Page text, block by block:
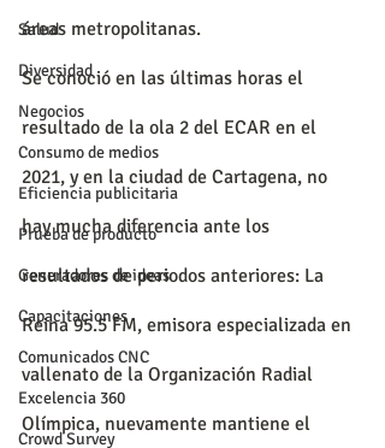
Salud
Diversidad
Negocios
Consumo de medios
Eficiencia publicitaria
Prueba de producto
Generadores de ideas
Capacitaciones
Comunicados CNC
Excelencia 360
Crowd Survey
áreas metropolitanas.
Se conoció en las últimas horas el
resultado de la ola 2 del ECAR en el
2021, y en la ciudad de Cartagena, no
hay mucha diferencia ante los
resultados de periodos anteriores: La
Reina 95.5 FM, emisora especializada en
vallenato de la Organización Radial
Olímpica, nuevamente mantiene el